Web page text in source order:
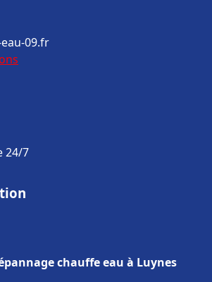
09.fr
24/7
chauffe eau à Luynes